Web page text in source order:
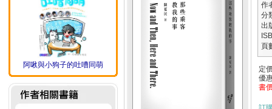
阿啾與小狗子的吐嘈同萌
作
分
出
頁
定
優
書